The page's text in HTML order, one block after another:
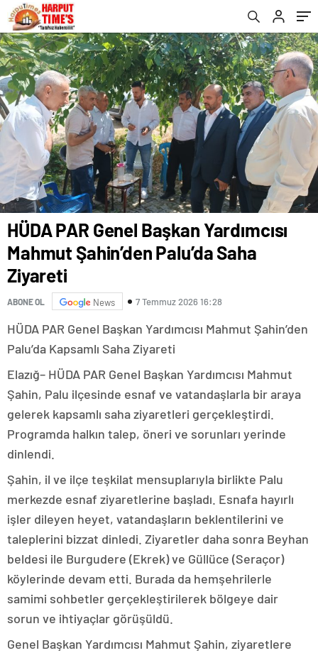
HÜDA PAR Genel Başkan Yardımcısı
Mahmut Şahin’den Palu’da Saha
Ziyareti
ABONE OL News 7 Temmuz 2026 16:28
HÜDA PAR Genel Başkan Yardımcısı Mahmut Şahin’den
Palu’da Kapsamlı Saha Ziyareti
Elazığ– HÜDA PAR Genel Başkan Yardımcısı Mahmut
Şahin, Palu ilçesinde esnaf ve vatandaşlarla bir araya
gelerek kapsamlı saha ziyaretleri gerçekleştirdi.
Programda halkın talep, öneri ve sorunları yerinde
dinlendi.
Şahin, il ve ilçe teşkilat mensuplarıyla birlikte Palu
merkezde esnaf ziyaretlerine başladı. Esnafa hayırlı
işler dileyen heyet, vatandaşların beklentilerini ve
taleplerini bizzat dinledi. Ziyaretler daha sonra Beyhan
beldesi ile Burgudere (Ekrek) ve Güllüce (Seraçor)
köylerinde devam etti. Burada da hemşehrilerle
samimi sohbetler gerçekleştirilerek bölgeye dair
sorun ve ihtiyaçlar görüşüldü.
Genel Başkan Yardımcısı Mahmut Şahin, ziyaretlere